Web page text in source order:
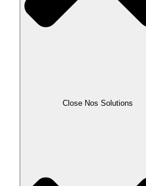
Close Nos Solutions